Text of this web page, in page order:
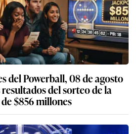
del Powerball, 08 de agosto
del sorteo de la
$856 millones